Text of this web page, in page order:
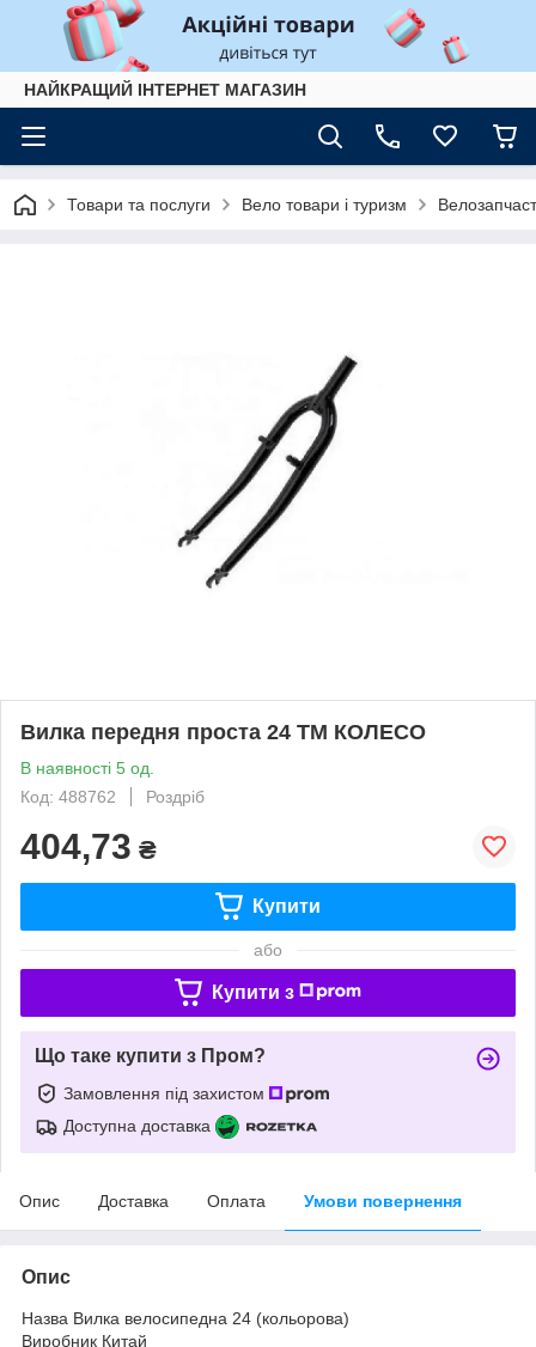
НАЙКРАЩИЙ ІНТЕРНЕТ МАГАЗИН
Товари та послуги Вело товари і туризм
Вилка передня проста 24 ТМ КОЛЕСО
В наявності 5 од.
Код: 488762
Роздріб
404,73 ₴
Купити
або
Купити з
Що таке купити з Пром?
Замовлення під захистом
Доступна доставка
Опис Доставка Оплата Умови повернення
Опис
Назва Вилка велосипедна 24 (кольорова)
Виробник Китай